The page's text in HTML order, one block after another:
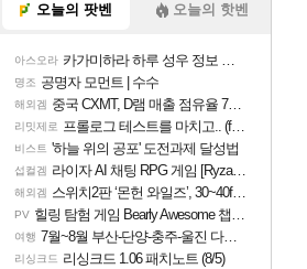
오늘의 팟벤 오늘의 핫벤
아스오라 카가미하라 하루 성우 정보 및 주요 필모
명조 공명자 모먼트 | 수수
해외겜 중국 CXMT, D램 매출 점유율 7%…글로벌 4위로 부상
리밋제로 프롤로그 테스트를 마치고.. (feat. 리아)
비스트 '하늘 위의 공포' 도전과제 달성법
섭컬겜 라이자 AI 채팅 RPG 게임 [RyzaChat: AI] 공개
해외겜 스위치2판 ‘몬헌 와일즈’, 30~40fps 목표 추정
PV 힐링 탐험 게임 Bearly Awesome 챕터 1 트레일러
여행 7월~8월 부산-단양-충주-울진 다녀왔어요~
리싱크드 리싱크드 1.06 패치노트 (8/5)